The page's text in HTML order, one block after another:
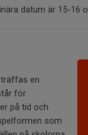
datum är 15-16
en
för
på tid och
som